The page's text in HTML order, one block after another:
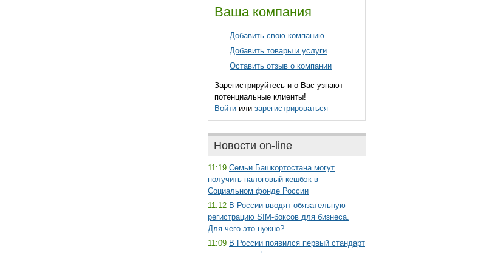
Ваша компания
Добавить свою компанию
Добавить товары и услуги
Оставить отзыв о компании
Зарегистрируйтесь и о Вас узнают
потенциальные клиенты!
Войти или зарегистрироваться
Новости on-line
11:19 Семьи Башкортостана могут
получить налоговый кешбэк в
Социальном фонде России
11:12 В России вводят обязательную
регистрацию SIM-боксов для бизнеса.
Для чего это нужно?
11:09 В России появился первый стандарт